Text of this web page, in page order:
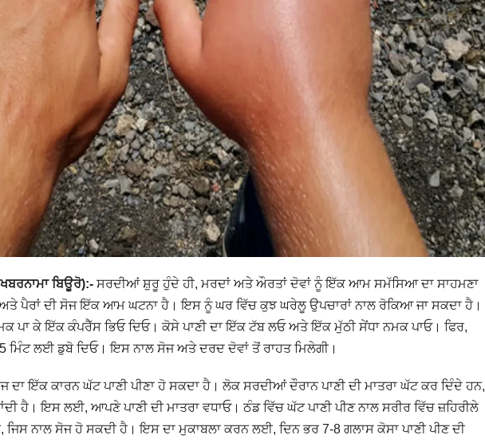
ਬਿਊਰੋ):- ਸਰਦੀਆਂ ਸ਼ੁਰੂ ਹੁੰਦੇ ਹੀ, ਮਰਦਾਂ ਅਤੇ ਔਰਤਾਂ ਦੋਵਾਂ ਨੂੰ ਇੱਕ ਆਮ ਸਮੱਸਿਆ ਦਾ ਸਾਹਮਣਾ
ਪੈਰਾਂ ਦੀ ਸੋਜ ਇੱਕ ਆਮ ਘਟਨਾ ਹੈ। ਇਸ ਨੂੰ ਘਰ ਵਿੱਚ ਕੁਝ ਘਰੇਲੂ ਉਪਚਾਰਾਂ ਨਾਲ ਰੋਕਿਆ ਜਾ ਸਕਦਾ ਹੈ।
ਪਾ ਕੇ ਇੱਕ ਕੰਪਰੈੱਸ ਭਿਓ ਦਿਓ। ਕੋਸੇ ਪਾਣੀ ਦਾ ਇੱਕ ਟੱਬ ਲਓ ਅਤੇ ਇੱਕ ਮੁੱਠੀ ਸੇਂਧਾ ਨਮਕ ਪਾਓ। ਫਿਰ,
ਮਿੰਟ ਲਈ ਡੁਬੋ ਦਿਓ। ਇਸ ਨਾਲ ਸੋਜ ਅਤੇ ਦਰਦ ਦੋਵਾਂ ਤੋਂ ਰਾਹਤ ਮਿਲੇਗੀ।
ਦਾ ਇੱਕ ਕਾਰਨ ਘੱਟ ਪਾਣੀ ਪੀਣਾ ਹੋ ਸਕਦਾ ਹੈ। ਲੋਕ ਸਰਦੀਆਂ ਦੌਰਾਨ ਪਾਣੀ ਦੀ ਮਾਤਰਾ ਘੱਟ ਕਰ ਦਿੰਦੇ ਹਨ,
ਹੈ। ਇਸ ਲਈ, ਆਪਣੇ ਪਾਣੀ ਦੀ ਮਾਤਰਾ ਵਧਾਓ। ਠੰਡ ਵਿੱਚ ਘੱਟ ਪਾਣੀ ਪੀਣ ਨਾਲ ਸਰੀਰ ਵਿੱਚ ਜ਼ਹਿਰੀਲੇ
ਨਾਲ ਸੋਜ ਹੋ ਸਕਦੀ ਹੈ। ਇਸ ਦਾ ਮੁਕਾਬਲਾ ਕਰਨ ਲਈ, ਦਿਨ ਭਰ 7-8 ਗਲਾਸ ਕੋਸਾ ਪਾਣੀ ਪੀਣ ਦੀ